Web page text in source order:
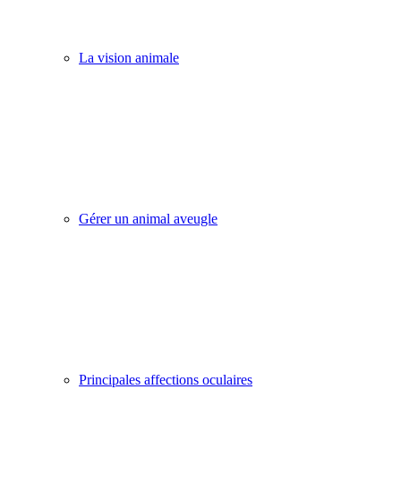
La vision animale
Gérer un animal aveugle
Principales affections oculaires